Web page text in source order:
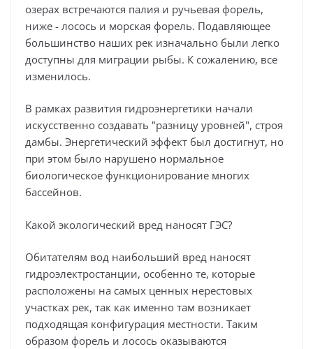
озерах встречаются палия и ручьевая форель,
ниже - лосось и морская форель. Подавляющее
большинство наших рек изначально были легко
доступны для миграции рыбы. К сожалению, все
изменилось.
В рамках развития гидроэнергетики начали
искусственно создавать "разницу уровней", строя
дамбы. Энергетический эффект был достигнут, но
при этом было нарушено нормальное
биологическое функционирование многих
бассейнов.
Какой экологический вред наносят ГЭС?
Обитателям вод наибольший вред наносят
гидроэлектростанции, особенно те, которые
расположены на самых ценных нерестовых
участках рек, так как именно там возникает
подходящая конфигурация местности. Таким
образом форель и лосось оказываются